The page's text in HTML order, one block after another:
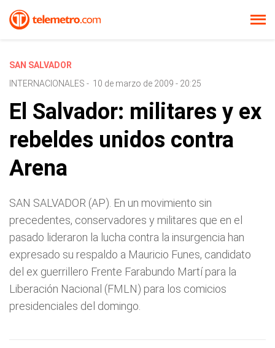
SAN SALVADOR
INTERNACIONALES - 10 de marzo de 2009 - 20:25
El Salvador: militares y ex
rebeldes unidos contra
Arena
SAN SALVADOR (AP). En un movimiento sin
precedentes, conservadores y militares que en el
pasado lideraron la lucha contra la insurgencia han
expresado su respaldo a Mauricio Funes, candidato
del ex guerrillero Frente Farabundo Martí para la
Liberación Nacional (FMLN) para los comicios
presidenciales del domingo.